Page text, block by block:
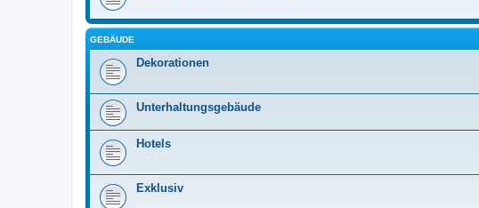
GEBÄUDE
Dekorationen
Unterhaltungsgebäude
Hotels
Exklusiv